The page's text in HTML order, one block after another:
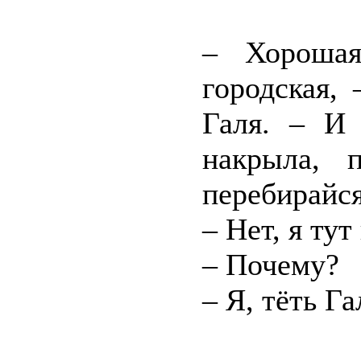
–
городская,
Галя. – И
накрыла,
– Нет, я
– Почему?
– Я, тёть